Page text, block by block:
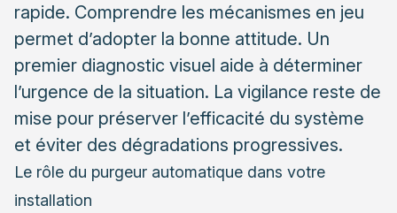
rapide. Comprendre les mécanismes en jeu
permet d’adopter la bonne attitude. Un
premier diagnostic visuel aide à déterminer
l’urgence de la situation. La vigilance reste de
mise pour préserver l’efficacité du système
et éviter des dégradations progressives.
Le rôle du purgeur automatique dans votre
installation
Les avantages d’une intervention professionnelle
Le choix d’un professionnel de confiance